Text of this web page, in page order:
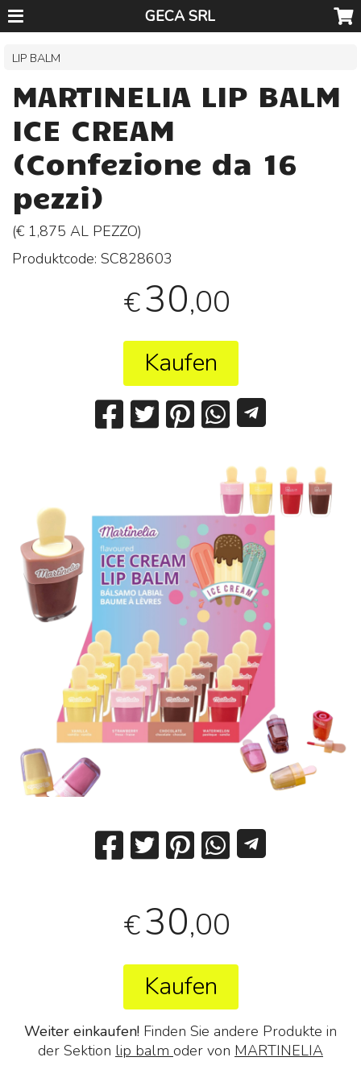
GECA SRL
LIP BALM
MARTINELIA LIP BALM
ICE CREAM
(Confezione da 16
pezzi)
(€ 1,875 AL PEZZO)
Produktcode:SC828603
€30,00
Kaufen
€30,00
Kaufen
Weiter einkaufen! Finden Sie andere Produkte in
der Sektion lip balm oder von MARTINELIA